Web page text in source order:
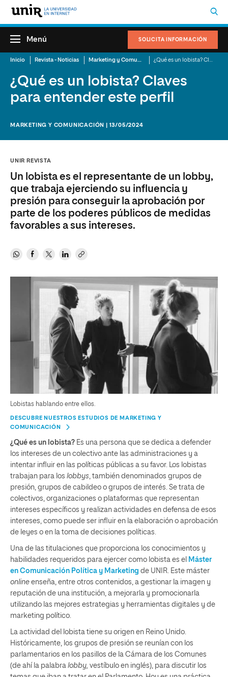
SOLICITA INFORMACIÓN
Menú
Inicio Revista - Noticias Marketing y Comunicación
¿Qué es un lobista? Claves
para entender este perfil
MARKETING Y COMUNICACIÓN | 13/05/2024
UNIR REVISTA
Un lobista es el representante de un lobby,
que trabaja ejerciendo su influencia y
presión para conseguir la aprobación por
parte de los poderes públicos de medidas
favorables a sus intereses.
Lobistas hablando entre ellos.
DESCUBRE NUESTROS ESTUDIOS DE MARKETING Y
COMUNICACIÓN
¿Qué es un lobista? Es una persona que se dedica a defender
los intereses de un colectivo ante las administraciones y a
intentar influir en las políticas públicas a su favor. Los lobistas
trabajan para los lobbys , también denominados grupos de
presión, grupos de cabildeo o grupos de interés. Se trata de
colectivos, organizaciones o plataformas que representan
intereses específicos y realizan actividades en defensa de esos
intereses, como puede ser influir en la elaboración o aprobación
de leyes o en la toma de decisiones políticas.
Una de las titulaciones que proporciona los conocimientos y
habilidades requeridos para ejercer como lobista es el Máster
en Comunicación Política y Marketing de UNIR. Este máster
online enseña, entre otros contenidos, a gestionar la imagen y
reputación de una institución, a mejorarla y promocionarla
utilizando las mejores estrategias y herramientas digitales y de
marketing político.
La actividad del lobista tiene su origen en Reino Unido.
Históricamente, los grupos de presión se reunían con los
parlamentarios en los pasillos de la Cámara de los Comunes
(de ahí la palabra lobby, vestíbulo en inglés), para discutir los